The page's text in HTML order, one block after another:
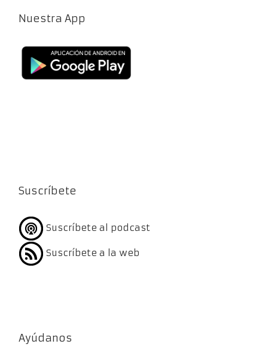
Nuestra App
Suscríbete
Suscríbete al podcast
Suscríbete a la web
Ayúdanos